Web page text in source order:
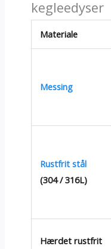
kegleedyser
Materiale
Messing
Rustfrit stål
(304 / 316L)
Hærdet rustfrit